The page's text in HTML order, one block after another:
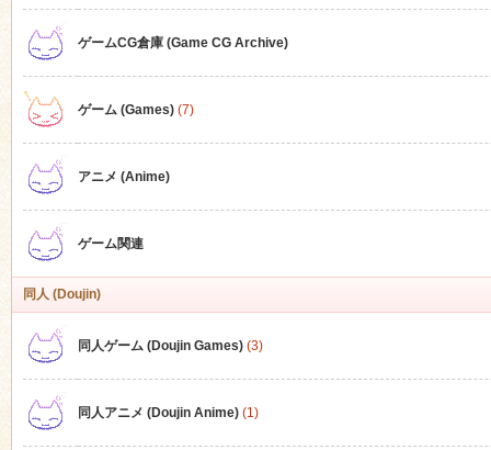
ゲームCG倉庫 (Game CG Archive)
ゲーム (Games)(7)
アニメ (Anime)
ゲーム関連
同人 (Doujin)
同人ゲーム (Doujin Games)(3)
同人アニメ (Doujin Anime)(1)